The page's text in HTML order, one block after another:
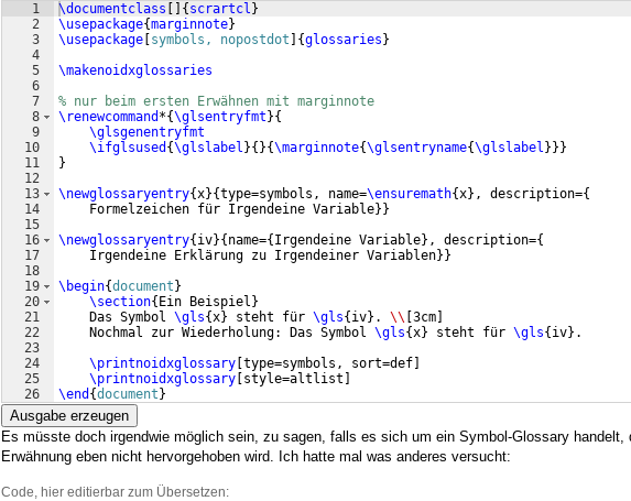
1
2
3
4
5
6
7
8
9
10
11
12
13
14
15
16
17
18
19
20
21
22
23
24
25
26
\documentclass { scrartcl }
\usepackage{marginnote}
\usepackage symbols, nopostdot {glossaries }
\makenoidxglossaries
% nur beim ersten Erwähnen mit marginnote
\renewcommand *{\glsentryfmt }{
\glsgenentryfmt
\ifglsused {\glslabel }{ }{\marginnote{\glsentryname{\glslabel }}}
}
\newglossaryentry{x}{type=symbols, name=\ensuremath{x} , description={
    Formelzeichen für Irgendeine Variable
}}
\newglossaryentry{ iv}{ name={ Irgendeine Variable} , description={
    Irgendeine Erklärung zu Irgendeiner Variablen
}}
\begin{document }
\section{ Ein Beispiel }
    Das Symbol
\gls{x} steht für \gls{ iv} . \\ 3cm
    Nochmal zur Wiederholung: Das Symbol
\gls{x} steht für \gls{ iv} .
\printnoidxglossary type=symbols, sort=def
\printnoidxglossary style=altlist
\end {document }
Ausgabe erzeugen
Es müsste doch irgendwie möglich sein, zu sagen, falls es sich um ein Symbol-Glossary handelt,
Erwähnung eben nicht hervorgehoben wird. Ich hatte mal was anderes versucht:
Code, hier editierbar zum Übersetzen: